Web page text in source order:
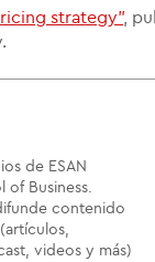
strategy",
de ESAN
of Business.
contenido
videos y más)